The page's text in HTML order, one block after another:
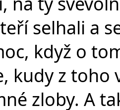
selhali a
když o
kudy z toho
zloby. A